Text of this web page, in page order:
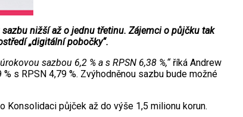
nižší až o jednu třetinu. Zájemci o půjčku tak
„digitální pobočky“.
sazbou 6,2 % a s RPSN 6,38 %,“ říká Andrew
s RPSN 4,79 %. Zvýhodněnou sazbu bude možné
Konsolidaci půjček až do výše 1,5 milionu korun.